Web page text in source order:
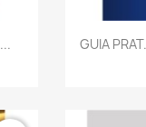

GUIA